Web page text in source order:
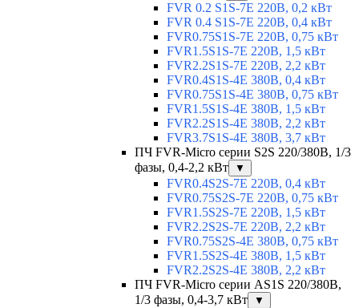
FVR 0.2 S1S-7E 220В, 0,2 кВт
FVR 0.4 S1S-7E 220В, 0,4 кВт
FVR0.75S1S-7E 220В, 0,75 кВт
FVR1.5S1S-7E 220В, 1,5 кВт
FVR2.2S1S-7E 220В, 2,2 кВт
FVR0.4S1S-4E 380В, 0,4 кВт
FVR0.75S1S-4E 380В, 0,75 кВт
FVR1.5S1S-4E 380В, 1,5 кВт
FVR2.2S1S-4E 380В, 2,2 кВт
FVR3.7S1S-4E 380В, 3,7 кВт
ПЧ FVR-Micro серии S2S 220/380В, 1/3
фазы, 0,4-2,2 кВт
▼
FVR0.4S2S-7E 220В, 0,4 кВт
FVR0.75S2S-7E 220В, 0,75 кВт
FVR1.5S2S-7E 220В, 1,5 кВт
FVR2.2S2S-7E 220В, 2,2 кВт
FVR0.75S2S-4E 380В, 0,75 кВт
FVR1.5S2S-4E 380В, 1,5 кВт
FVR2.2S2S-4E 380В, 2,2 кВт
ПЧ FVR-Micro серии AS1S 220/380В,
1/3 фазы, 0,4-3,7 кВт
▼